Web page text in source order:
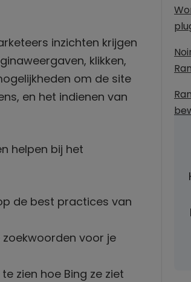
inzichten krijgen
klikken,
om de site
en het indienen van
helpen bij het
de best practices van
voor je
zien hoe Bing ze ziet